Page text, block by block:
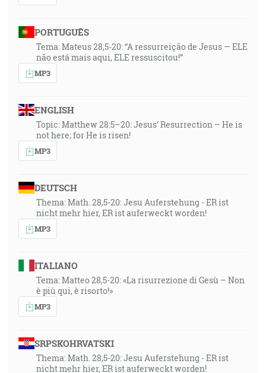
PORTUGUÊS
Tema: Mateus 28,5-20: “A ressurreição de Jesus — ELE
não está mais aqui, ELE ressuscitou!”
MP3
ENGLISH
Topic: Matthew 28:5–20: Jesus’ Resurrection – He is
not here; for He is risen!
MP3
DEUTSCH
Thema: Math. 28,5-20: Jesu Auferstehung - ER ist
nicht mehr hier, ER ist auferweckt worden!
MP3
ITALIANO
Tema: Matteo 28,5-20: «La risurrezione di Gesù – Non
è più qui, è risorto!»
MP3
SRPSKOHRVATSKI
Thema: Math. 28,5-20: Jesu Auferstehung - ER ist
nicht mehr hier, ER ist auferweckt worden!